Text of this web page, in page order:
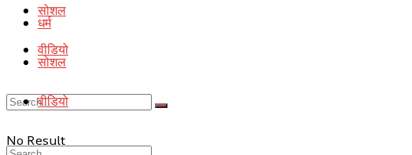
सोशल
वीडियो
No Result
धर्म
सोशल
वीडियो